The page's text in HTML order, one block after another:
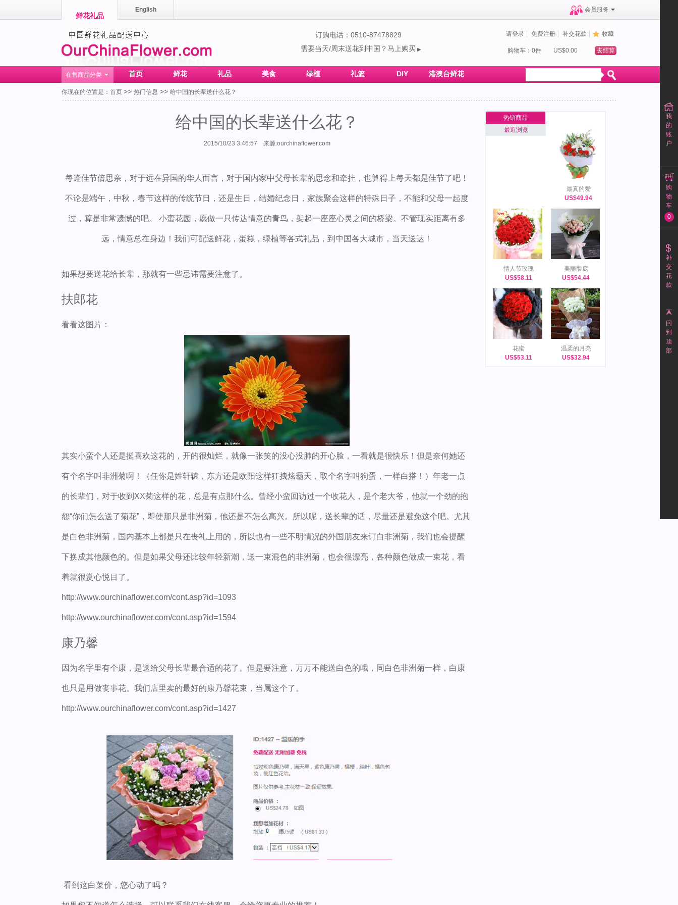
我
的
账
户
购
物
车
0
补
交
花
款
回
到
顶
部
鲜花礼品
English 会员服务
订购电话：0510-87478829
需要当天/周末送花到中国？马上购买 ▶
请登录 免费注册 补交花款 收藏
购物车：0件 US$0.00 去结算
在售商品分类 首页 鲜花 礼品 美食 绿植 礼篮 DIY 港澳台鲜花
你现在的位置是： 首页 >> 热门信息 >> 给中国的长辈送什么花？
给中国的长辈送什么花？
2015/10/23 3:46:57 来源:ourchinaflower.com
每逢佳节倍思亲，对于远在异国的华人而言，对于国内家中父母长辈的思念和牵挂，也算得上每天都是佳节了吧！
不论是端午，中秋，春节这样的传统节日，还是生日，结婚纪念日，家族聚会这样的特殊日子，不能和父母一起度
过，算是非常遗憾的吧。 小蛮花园，愿做一只传达情意的青鸟，架起一座座心灵之间的桥梁。不管现实距离有多
远，情意总在身边！我们可配送鲜花，蛋糕，绿植等各式礼品，到中国各大城市，当天送达！
如果想要送花给长辈，那就有一些忌讳需要注意了。
扶郎花
看看这图片：
其实小蛮个人还是挺喜欢这花的，开的很灿烂，就像一张笑的没心没肺的开心脸，一看就是很快乐！但是奈何她还
有个名字叫非洲菊啊！（任你是姓轩辕，东方还是欧阳这样狂拽炫霸天，取个名字叫狗蛋，一样白搭！）年老一点
的长辈们，对于收到XX菊这样的花，总是有点那什么。曾经小蛮回访过一个收花人，是个老大爷，他就一个劲的抱
怨“你们怎么送了菊花”，即使那只是非洲菊，他还是不怎么高兴。所以呢，送长辈的话，尽量还是避免这个吧。尤其
是白色非洲菊，国内基本上都是只在丧礼上用的，所以也有一些不明情况的外国朋友来订白非洲菊，我们也会提醒
下换成其他颜色的。但是如果父母还比较年轻新潮，送一束混色的非洲菊，也会很漂亮，各种颜色做成一束花，看
着就很赏心悦目了。
http://www.ourchinaflower.com/cont.asp?id=1093
http://www.ourchinaflower.com/cont.asp?id=1594
康乃馨
因为名字里有个康，是送给父母长辈最合适的花了。但是要注意，万万不能送白色的哦，同白色非洲菊一样，白康
也只是用做丧事花。我们店里卖的最好的康乃馨花束，当属这个了。
http://www.ourchinaflower.com/cont.asp?id=1427
看到这白菜价，您心动了吗？
热销商品
最近浏览
最真的爱
US$49.94
情人节玫瑰
US$58.11
美丽脸庞
US$54.44
花蜜
US$53.11
温柔的月亮
US$32.94